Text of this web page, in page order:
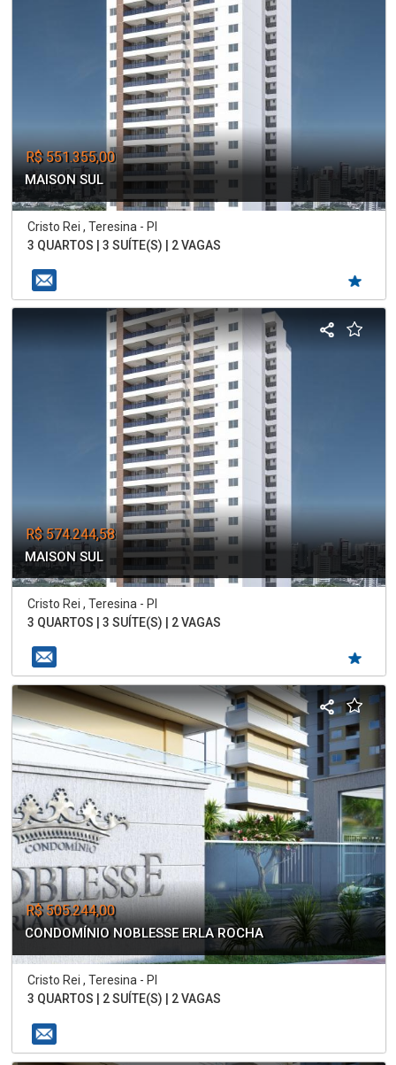
R$ 551.355,00
MAISON SUL
Cristo Rei , Teresina - PI
3 QUARTOS | 3 SUÍTE(S) | 2 VAGAS
R$ 574.244,58
MAISON SUL
Cristo Rei , Teresina - PI
3 QUARTOS | 3 SUÍTE(S) | 2 VAGAS
R$ 505.244,00
CONDOMÍNIO NOBLESSE ERLA ROCHA
Cristo Rei , Teresina - PI
3 QUARTOS | 2 SUÍTE(S) | 2 VAGAS